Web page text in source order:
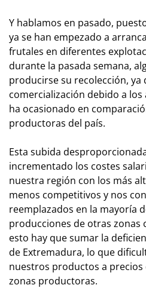
Y hablamos en pasado,
ya se han empezado a
frutales en diferentes
durante la pasada semana,
producirse su recolección,
comercialización debido a
ha ocasionado en
productoras del país.
Esta subida
incrementado los costes
nuestra región con los más
menos competitivos y nos
reemplazados en la mayoría
producciones de otras zonas
esto hay que sumar la
de Extremadura, lo que
nuestros productos a
zonas productoras.